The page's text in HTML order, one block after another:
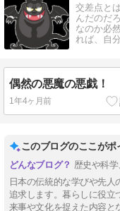
交差点と
んだのだ
なのか必
れば、自
偶然の悪魔の悪戯！
1年4ヶ月前
このブログのここがポ
歴史や科
日本の伝統的な学びや先
追求します。暮らしに役立
来事や文化を捉えた内容と